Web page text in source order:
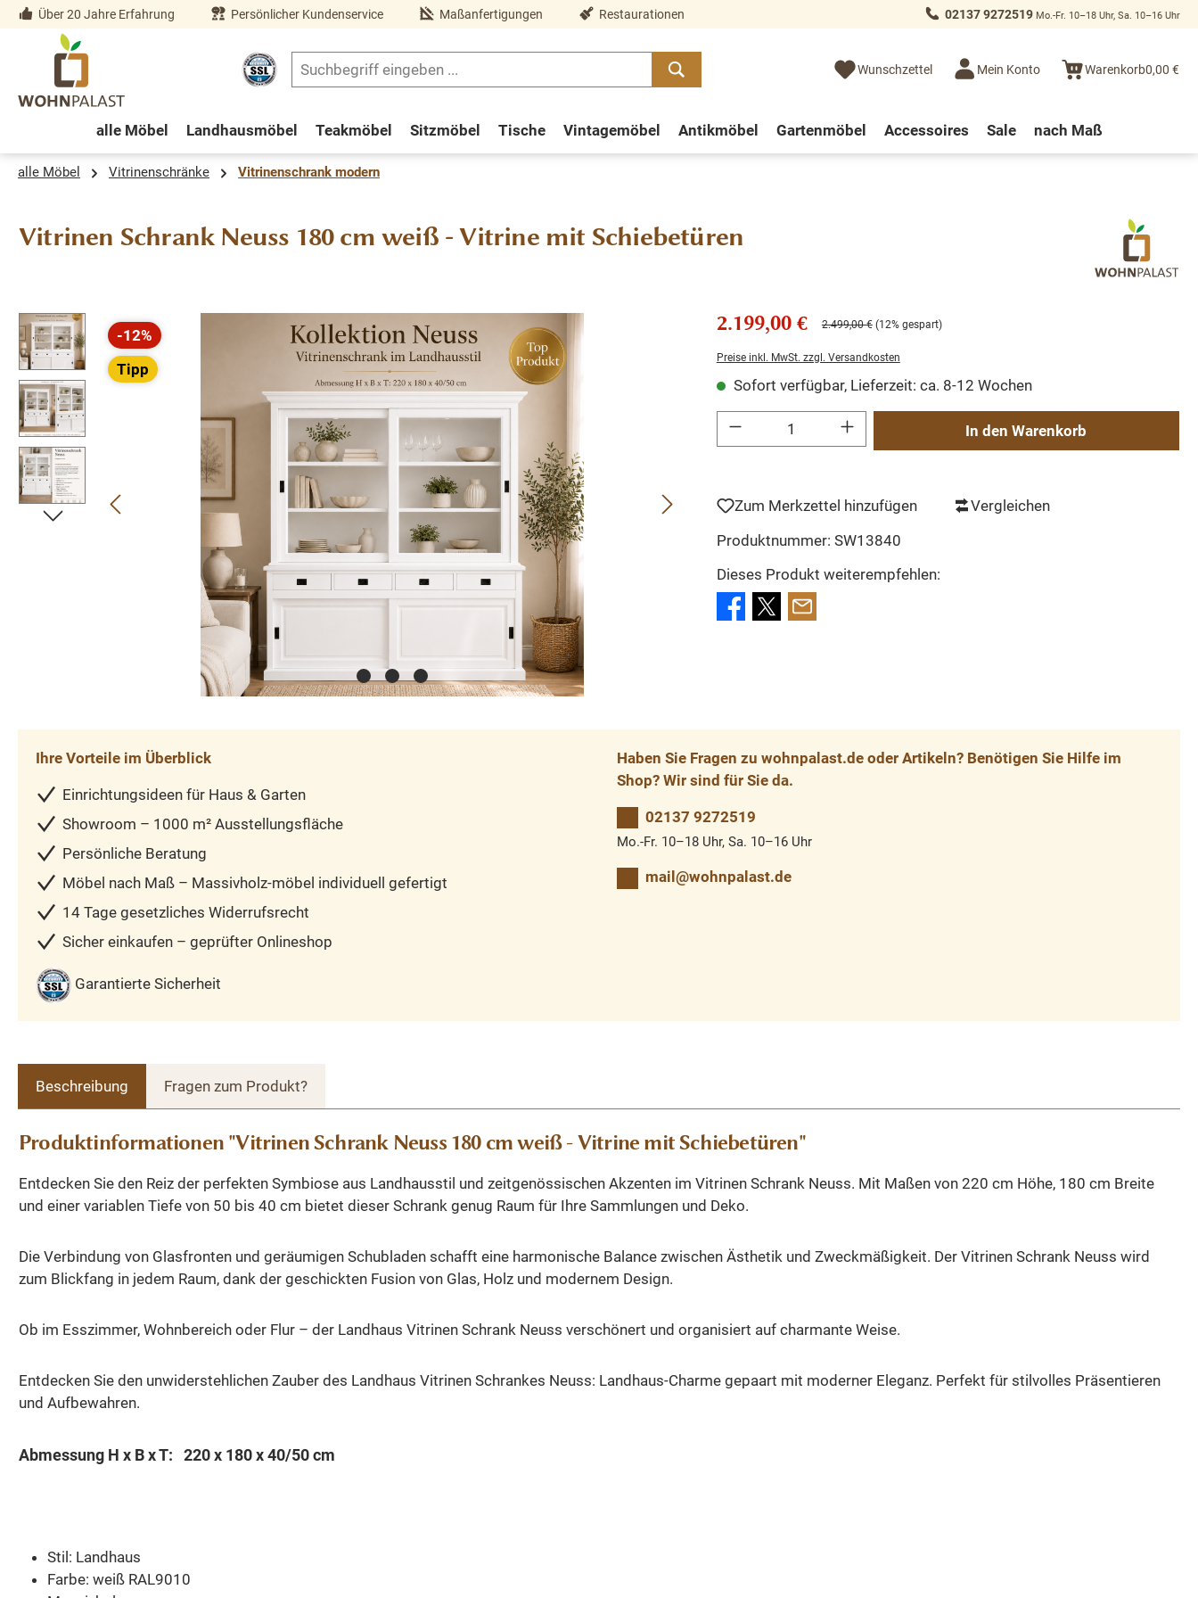
Zur Hauptnavigation springen
Über 20 Jahre Erfahrung Persönlicher Kundenservice Maßanfertigungen Restaurationen 02137 9272519 Mo.-Fr. 10–18 Uhr, Sa. 10–16 Uhr
Wunschzettel Mein Konto Warenkorb0,00 €
alle Möbel Landhausmöbel Teakmöbel Sitzmöbel Tische Vintagemöbel Antikmöbel Gartenmöbel Accessoires Sale nach Maß
alle Möbel Vitrinenschränke Vitrinenschrank modern
Vitrinen Schrank Neuss 180 cm weiß - Vitrine mit Schiebetüren
Bildergalerie überspringen
-12%
Rabatt
Tipp
2.199,00 € 2.499,00 € (12% gespart)
Preise inkl. MwSt. zzgl. Versandkosten
Sofort verfügbar, Lieferzeit: ca. 8-12 Wochen
Produkt Anzahl: Gib den gewünschten Wert ein oder benutze die Schaltflächen um die Anzahl zu
In den Warenkorb
Zum Merkzettel hinzufügen
Vergleichen
Produktnummer: SW13840
Dieses Produkt weiterempfehlen:
Ihre Vorteile im Überblick
Einrichtungsideen für Haus & Garten
Showroom – 1000 m² Ausstellungsfläche
Persönliche Beratung
Möbel nach Maß – Massivholz-möbel individuell gefertigt
14 Tage gesetzliches Widerrufsrecht
Sicher einkaufen – geprüfter Onlineshop
Garantierte Sicherheit
Haben Sie Fragen zu wohnpalast.de oder Artikeln? Benötigen Sie Hilfe im
Shop? Wir sind für Sie da.
02137 9272519
Mo.-Fr. 10–18 Uhr, Sa. 10–16 Uhr
mail@wohnpalast.de
Beschreibung Fragen zum Produkt?
Produktinformationen "Vitrinen Schrank Neuss 180 cm weiß - Vitrine mit Schiebetüren"
Entdecken Sie den Reiz der perfekten Symbiose aus Landhausstil und zeitgenössischen Akzenten im Vitrinen Schrank Neuss. Mit Maßen von 220 cm Höhe, 180 cm Breite
und einer variablen Tiefe von 50 bis 40 cm bietet dieser Schrank genug Raum für Ihre Sammlungen und Deko.
Die Verbindung von Glasfronten und geräumigen Schubladen schafft eine harmonische Balance zwischen Ästhetik und Zweckmäßigkeit. Der Vitrinen Schrank Neuss wird
zum Blickfang in jedem Raum, dank der geschickten Fusion von Glas, Holz und modernem Design.
Ob im Esszimmer, Wohnbereich oder Flur – der Landhaus Vitrinen Schrank Neuss verschönert und organisiert auf charmante Weise.
Entdecken Sie den unwiderstehlichen Zauber des Landhaus Vitrinen Schrankes Neuss: Landhaus-Charme gepaart mit moderner Eleganz. Perfekt für stilvolles Präsentieren
und Aufbewahren.
Abmessung H x B x T: 220 x 180 x 40/50 cm
Stil: Landhaus
Farbe: weiß RAL9010